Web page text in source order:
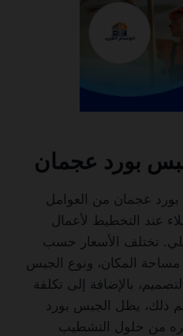
بورد عجمان
عجمان من العوامل
عند التخطيط لأعمال
تختلف الأسعار حسب
المكان، ونوع الجبس
بالإضافة إلى تكلفة
ذلك، يظل الجبس بورد
من حلول التشطيب